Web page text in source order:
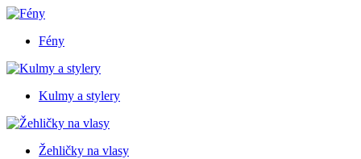
Fény
Kulmy a stylery
Žehličky na vlasy